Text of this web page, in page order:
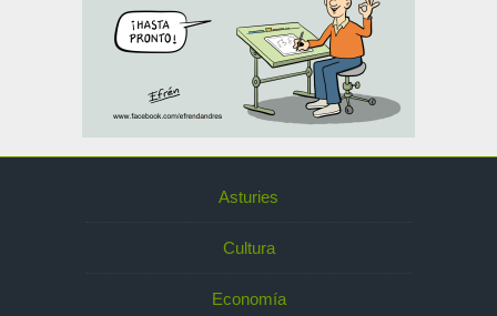
Asturies
Cultura
Economía